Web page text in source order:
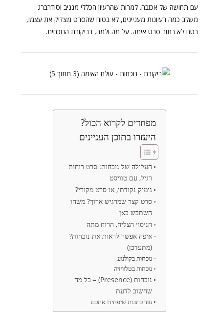
עם תחושה של אכזבה. למרות שהרעיון הכללי מגניב וסודרברג
משלב כמה רעיונות מעניינים, לא בטוח שהסרט מצדיק את עצמו,
בטח לא בתור סרט אימה. על מה ולמה, בביקורת הנוכחית.
מפחדים לקרוא הכול?
היעזרו בתוכן העניינים
העלילה של נוכחות: סרט רוחות
רגיל, עם טוויסט
גימיק נקודתי, או סרט מקורי?
סרט קצר שמרגיש ארוך? משהו
השתבש כאן
הניסוי הצליח, הרוח מתה
איפה אפשר לראות את נוכחות?
(מתעדכן)
נוכחות בקולנוע
נוכחות בטלוויזיה
נוכחות (Presence) – כל מה
שחשוב לדעת
עוד כתבות שיפחידו אתכם